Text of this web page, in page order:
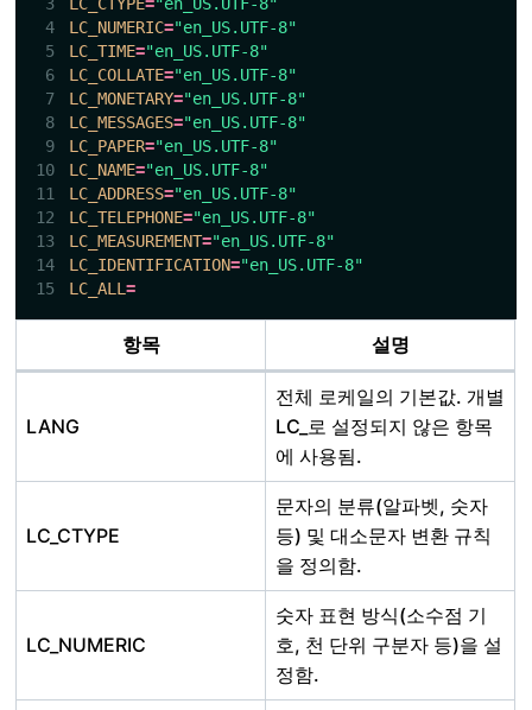
LC_NUMERIC="en_US.UTF-8"
LC_TIME="en_US.UTF-8"
LC_COLLATE="en_US.UTF-8"
LC_MONETARY="en_US.UTF-8"
LC_MESSAGES="en_US.UTF-8"
LC_PAPER="en_US.UTF-8"
LC_NAME="en_US.UTF-8"
LC_ADDRESS="en_US.UTF-8"
LC_TELEPHONE="en_US.UTF-8"
LC_MEASUREMENT="en_US.UTF-8"
LC_IDENTIFICATION="en_US.UTF-8"
LC_ALL=
항목 설명
LANG
전체 로케일의 기본값. 개별
LC_로 설정되지 않은 항목
에 사용됨.
LC_CTYPE
문자의 분류(알파벳, 숫자
등) 및 대소문자 변환 규칙
을 정의함.
LC_NUMERIC
숫자 표현 방식(소수점 기
호, 천 단위 구분자 등)을 설
정함.